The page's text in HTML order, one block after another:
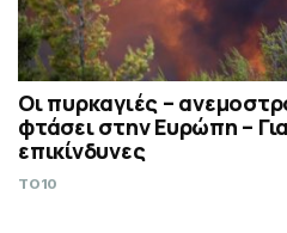
Οι πυρκαγιές –
φτάσει στην Ευρώπη –
επικίνδυνες
TO10